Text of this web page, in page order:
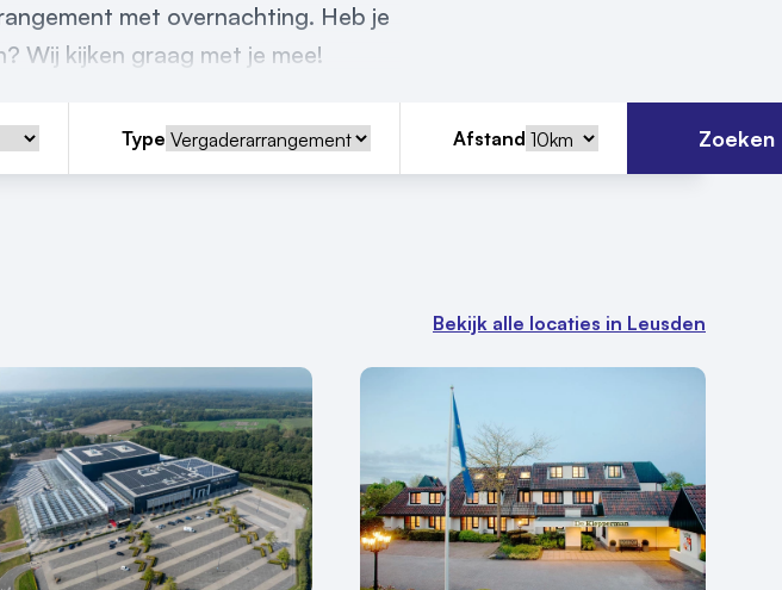
met overnachting. Heb je
Wij kijken graag met je mee!
Type Afstand Zoeken
Bekijk alle locaties in Leusden